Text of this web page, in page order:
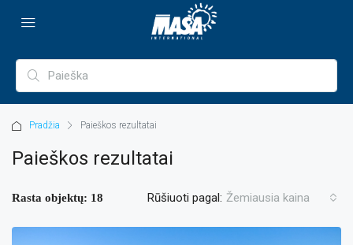
Pradžia Paieškos rezultatai
Paieškos rezultatai
Rasta objektų: 18 Rūšiuoti pagal: Žemiausia kaina